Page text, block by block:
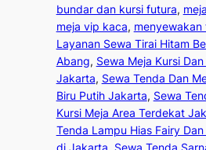
bundar dan kursi futura,
meja vip kaca, menyewakan
Layanan Sewa Tirai Hitam
Abang, Sewa Meja Kursi
Jakarta, Sewa Tenda Dan
Biru Putih Jakarta, Sewa
Kursi Meja Area Terdekat
Tenda Lampu Hias Fairy